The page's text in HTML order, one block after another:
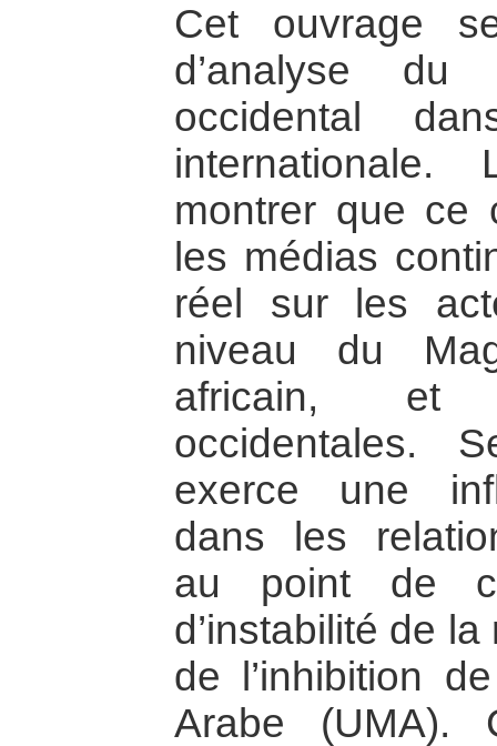
Cet ouvrage
d’analyse
occidental
internationale.
montrer que ce
les médias
réel sur les
niveau du
africain, et
occidentales.
exerce une
dans les
au point de
d’instabilité de
de l’inhibition
Arabe (UMA).